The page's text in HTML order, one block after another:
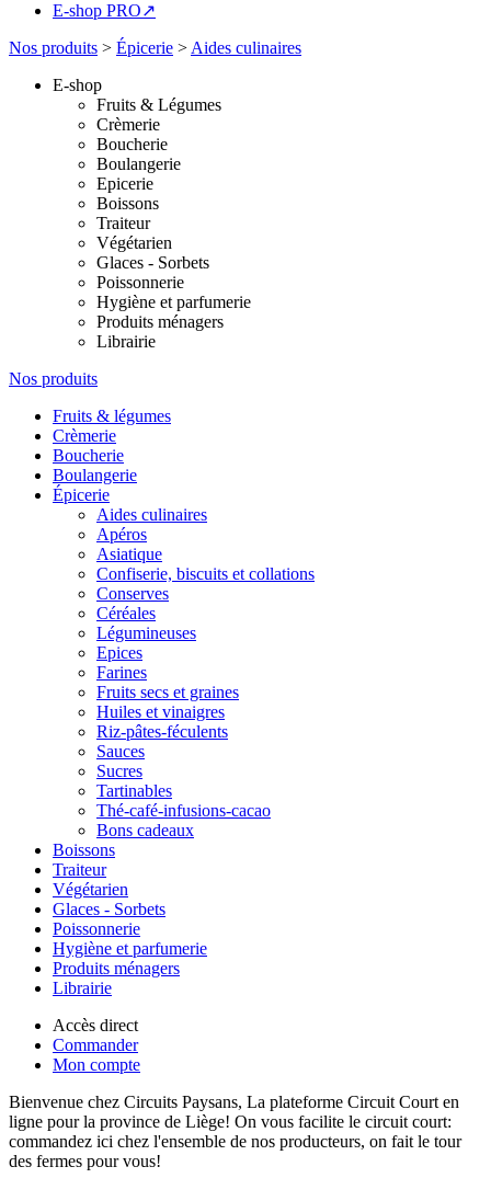
E-shop PRO↗
Nos produits > Épicerie > Aides culinaires
E-shop
Fruits & Légumes
Crèmerie
Boucherie
Boulangerie
Epicerie
Boissons
Traiteur
Végétarien
Glaces - Sorbets
Poissonnerie
Hygiène et parfumerie
Produits ménagers
Librairie
Nos produits
Fruits & légumes
Crèmerie
Boucherie
Boulangerie
Épicerie
Aides culinaires
Apéros
Asiatique
Confiserie, biscuits et collations
Conserves
Céréales
Légumineuses
Epices
Farines
Fruits secs et graines
Huiles et vinaigres
Riz-pâtes-féculents
Sauces
Sucres
Tartinables
Thé-café-infusions-cacao
Bons cadeaux
Boissons
Traiteur
Végétarien
Glaces - Sorbets
Poissonnerie
Hygiène et parfumerie
Produits ménagers
Librairie
Accès direct
Commander
Mon compte
Bienvenue chez Circuits Paysans, La plateforme Circuit Court en
ligne pour la province de Liège! On vous facilite le circuit court:
commandez ici chez l'ensemble de nos producteurs, on fait le tour
des fermes pour vous!